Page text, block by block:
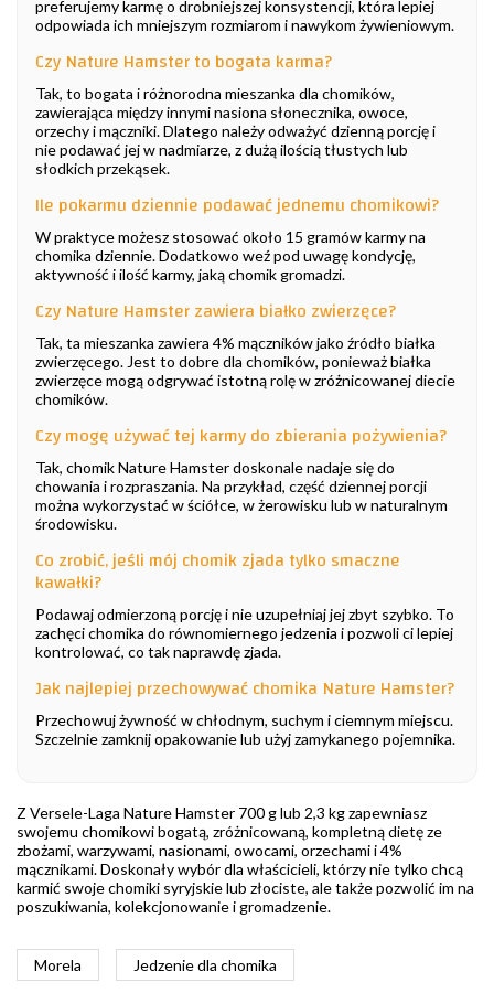
preferujemy karmę o drobniejszej konsystencji, która lepiej
odpowiada ich mniejszym rozmiarom i nawykom żywieniowym.
Czy Nature Hamster to bogata karma?
Tak, to bogata i różnorodna mieszanka dla chomików,
zawierająca między innymi nasiona słonecznika, owoce,
orzechy i mączniki. Dlatego należy odważyć dzienną porcję i
nie podawać jej w nadmiarze, z dużą ilością tłustych lub
słodkich przekąsek.
Ile pokarmu dziennie podawać jednemu chomikowi?
W praktyce możesz stosować około 15 gramów karmy na
chomika dziennie. Dodatkowo weź pod uwagę kondycję,
aktywność i ilość karmy, jaką chomik gromadzi.
Czy Nature Hamster zawiera białko zwierzęce?
Tak, ta mieszanka zawiera 4% mączników jako źródło białka
zwierzęcego. Jest to dobre dla chomików, ponieważ białka
zwierzęce mogą odgrywać istotną rolę w zróżnicowanej diecie
chomików.
Czy mogę używać tej karmy do zbierania pożywienia?
Tak, chomik Nature Hamster doskonale nadaje się do
chowania i rozpraszania. Na przykład, część dziennej porcji
można wykorzystać w ściółce, w żerowisku lub w naturalnym
środowisku.
Co zrobić, jeśli mój chomik zjada tylko smaczne
kawałki?
Podawaj odmierzoną porcję i nie uzupełniaj jej zbyt szybko. To
zachęci chomika do równomiernego jedzenia i pozwoli ci lepiej
kontrolować, co tak naprawdę zjada.
Jak najlepiej przechowywać chomika Nature Hamster?
Przechowuj żywność w chłodnym, suchym i ciemnym miejscu.
Szczelnie zamknij opakowanie lub użyj zamykanego pojemnika.
Z Versele-Laga Nature Hamster 700 g lub 2,3 kg zapewniasz
swojemu chomikowi bogatą, zróżnicowaną, kompletną dietę ze
zbożami, warzywami, nasionami, owocami, orzechami i 4%
mącznikami. Doskonały wybór dla właścicieli, którzy nie tylko chcą
karmić swoje chomiki syryjskie lub złociste, ale także pozwolić im na
poszukiwania, kolekcjonowanie i gromadzenie.
Morela Jedzenie dla chomika